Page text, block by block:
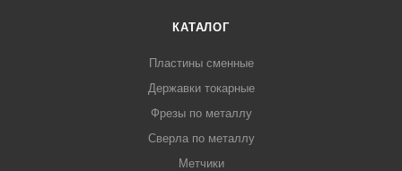
КАТАЛОГ
Пластины сменные
Державки токарные
Фрезы по металлу
Сверла по металлу
Метчики